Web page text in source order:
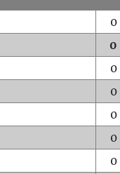
0
0
0
0
0
0
0